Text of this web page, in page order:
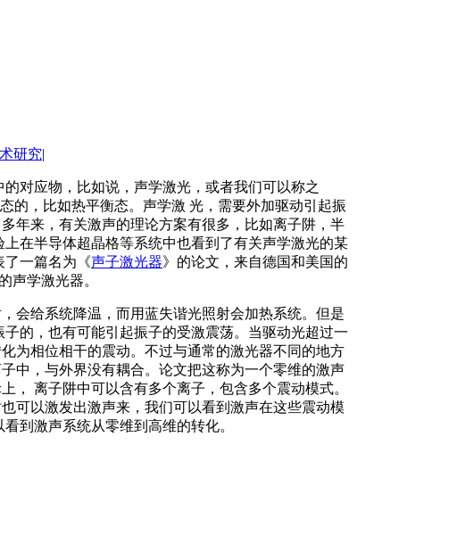
研究|
对应物，比如说，声学激光，或者我们可以称之
的，比如热平衡态。声学激 光，需要外加驱动引起振
年来，有关激声的理论方案有很多，比如离子阱，半
在半导体超晶格等系统中也看到了有关声学激光的某
了一篇名为《声子激光器》的论文，来自德国和美国的
声学激光器。
会给系统降温，而用蓝失谐光照射会加热系统。但是
的，也有可能引起振子的受激震荡。当驱动光超过一
为相位相干的震动。不过与通常的激光器不同的地方
中，与外界没有耦合。论文把这称为一个零维的激声
， 离子阱中可以含有多个离子，包含多个震动模式。
可以激发出激声来，我们可以看到激声在这些震动模
到激声系统从零维到高维的转化。